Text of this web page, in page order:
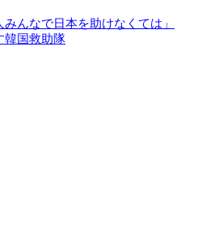
んなで日本を助けなくては」
韓国救助隊